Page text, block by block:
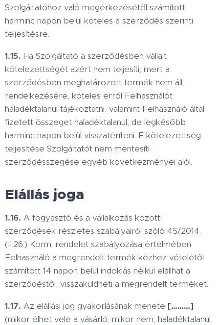
Szolgáltatóhoz való megérkezésétől számított
harminc napon belül köteles a szerződés szerinti
teljesítésre.
1.15. Ha Szolgáltató a szerződésben vállalt
kötelezettségét azért nem teljesíti, mert a
szerződésben meghatározott termék nem áll
rendelkezésére, köteles erről Felhasználót
haladéktalanul tájékoztatni, valamint Felhasználó által
fizetett összeget haladéktalanul, de legkésőbb
harminc napon belül visszatéríteni. E kötelezettség
teljesítése Szolgáltatót nem mentesíti
szerződésszegése egyéb következményei alól.
Elállás joga
1.16. A fogyasztó és a vállalkozás közötti
szerződések részletes szabályairól szóló 45/2014.
(II.26.) Korm. rendelet szabályozása értelmében
Felhasználó a megrendelt termék kézhez vételétől
számított 14 napon belül indoklás nélkül elállhat a
szerződéstől, visszaküldheti a megrendelt terméket.
1.17. Az elállási jog gyakorlásának menete [………]
(mikor élhet vele a vásárló, mikor nem, haladéktalanul,